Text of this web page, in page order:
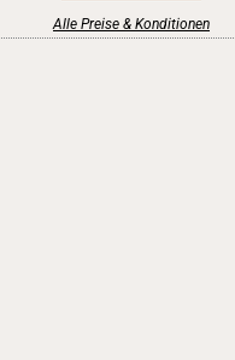
Alle Preise & Konditionen